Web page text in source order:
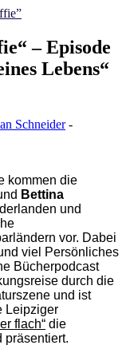
– Episode
Lebens“
Schneider-
kommen die
Bettina
und
vor. Dabei
viel Persönliches
Bücherpodcast
durch die
und ist
Leipziger
flach“ die
präsentiert.